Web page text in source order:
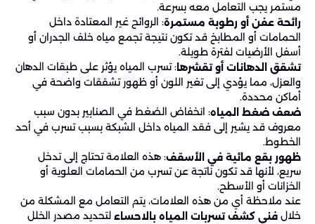
مستمر يجب التعامل معه بسرعة.
رائحة عفن أو رطوبة مستمرة: الروائح غير المعتادة داخل
الحمامات أو المطابخ قد تكون نتيجة تجمع مياه خلف الجدران أو
أسفل الأرضيات لفترة طويلة.
تشقق الدهانات أو تقشرها: تسرب المياه يؤثر على طبقات الدهان
والعزل، مما يؤدي إلى تغير اللون أو ظهور تشققات واضحة في
أماكن محددة.
ضعف ضغط المياه: انخفاض الضغط في الصنابير بدون سبب
معروف قد يشير إلى فقد المياه داخل الشبكة بسبب تسرب في أحد
الخطوط.
ظهور بقع مائية في الأسقف: هذه العلامة تحتاج إلى تدخل
سريع، لأنها قد تكون ناتجة عن تسرب من الحمامات العلوية أو
الخزانات أو الأسطح.
عند ملاحظة أي من هذه العلامات، يتم التعامل مع المشكلة من
خلال فني كشف تسربات المياه بالاحساء لتحديد مصدر الخلل